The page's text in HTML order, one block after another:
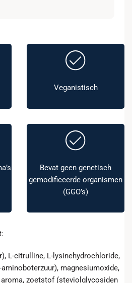
Veganistisch
Bevat geen genetisch
gemodificeerde organismen
(GGO’s)
L-citrulline, L-lysinehydrochloride,
magnesiumoxide,
aroma, zoetstof (steviolglycosiden